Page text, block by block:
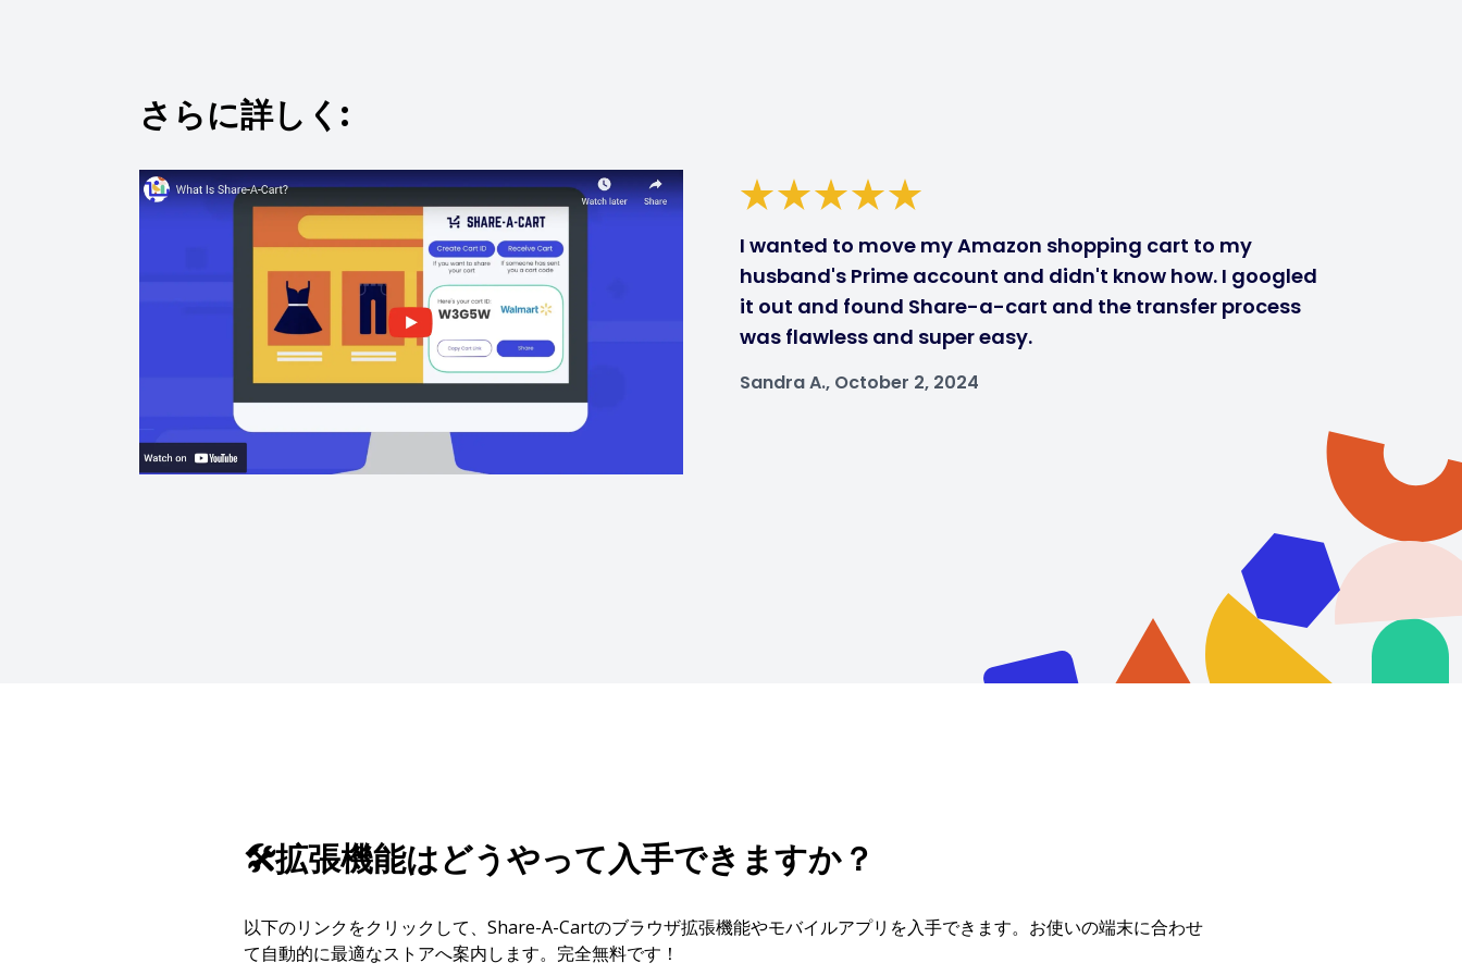
さらに詳しく:
I wanted to move my Amazon shopping cart to my
husband's Prime account and didn't know how. I googled
it out and found Share-a-cart and the transfer process
was flawless and super easy.
Sandra A., October 2, 2024
🛠️拡張機能はどうやって入手できますか？
以下のリンクをクリックして、Share-A-Cartのブラウザ拡張機能やモバイルアプリを入手できます。お使いの端末に合わせ
て自動的に最適なストアへ案内します。完全無料です！